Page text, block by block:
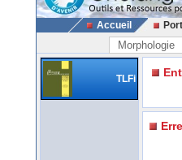
Accueil
Morphologie
TLFi